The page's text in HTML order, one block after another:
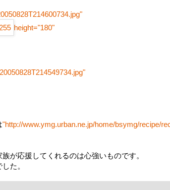
height="180"
"http://www.ymg.urban.ne.jp/home/bsymg/recipe/
が応援してくれるのは心強いものです。
た。